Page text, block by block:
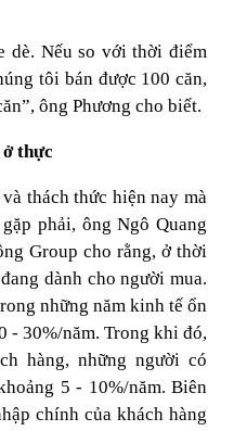
dè. Nếu so với thời điểm
tôi bán được 100 căn,
ông Phương cho biết.
thực
thách thức hiện nay mà
phải, ông Ngô Quang
Group cho rằng, ở thời
dành cho người mua.
những năm kinh tế ổn
- 30%/năm. Trong khi đó,
hàng, những người có
5 - 10%/năm. Biên
chính của khách hàng